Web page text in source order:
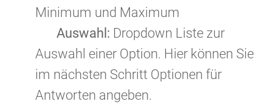
Minimum und Maximum
Auswahl: Dropdown Liste zur
Auswahl einer Option. Hier können Sie
im nächsten Schritt Optionen für
Antworten angeben.